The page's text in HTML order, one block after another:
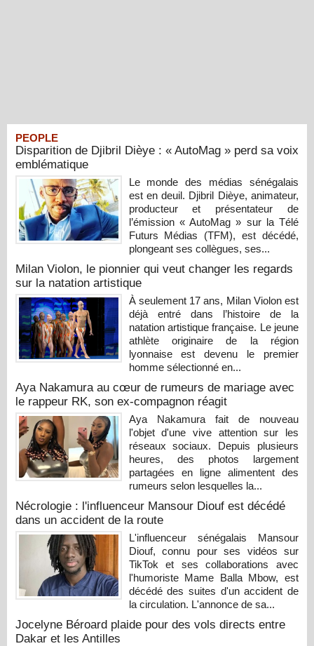
PEOPLE
Disparition de Djibril Dièye : « AutoMag » perd sa voix
emblématique
Le monde des médias sénégalais
est en deuil. Djibril Dièye, animateur,
producteur et présentateur de
l’émission « AutoMag » sur la Télé
Futurs Médias (TFM), est décédé,
plongeant ses collègues, ses...
Milan Violon, le pionnier qui veut changer les regards
sur la natation artistique
À seulement 17 ans, Milan Violon est
déjà entré dans l’histoire de la
natation artistique française. Le jeune
athlète originaire de la région
lyonnaise est devenu le premier
homme sélectionné en...
Aya Nakamura au cœur de rumeurs de mariage avec
le rappeur RK, son ex-compagnon réagit
Aya Nakamura fait de nouveau
l'objet d'une vive attention sur les
réseaux sociaux. Depuis plusieurs
heures, des photos largement
partagées en ligne alimentent des
rumeurs selon lesquelles la...
Nécrologie : l'influenceur Mansour Diouf est décédé
dans un accident de la route
L'influenceur sénégalais Mansour
Diouf, connu pour ses vidéos sur
TikTok et ses collaborations avec
l'humoriste Mame Balla Mbow, est
décédé des suites d'un accident de
la circulation. L'annonce de sa...
Jocelyne Béroard plaide pour des vols directs entre
Dakar et les Antilles